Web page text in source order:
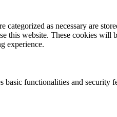
as necessary are
this website. These cookies
experience.
functionalities and security